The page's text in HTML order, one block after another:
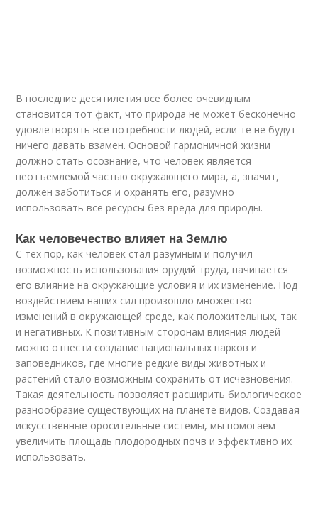
В последние десятилетия все более очевидным
становится тот факт, что природа не может бесконечно
удовлетворять все потребности людей, если те не будут
ничего давать взамен. Основой гармоничной жизни
должно стать осознание, что человек является
неотъемлемой частью окружающего мира, а, значит,
должен заботиться и охранять его, разумно
использовать все ресурсы без вреда для природы.
Как человечество влияет на Землю
С тех пор, как человек стал разумным и получил
возможность использования орудий труда, начинается
его влияние на окружающие условия и их изменение. Под
воздействием наших сил произошло множество
изменений в окружающей среде, как положительных, так
и негативных. К позитивным сторонам влияния людей
можно отнести создание национальных парков и
заповедников, где многие редкие виды животных и
растений стало возможным сохранить от исчезновения.
Такая деятельность позволяет расширить биологическое
разнообразие существующих на планете видов. Создавая
искусственные оросительные системы, мы помогаем
увеличить площадь плодородных почв и эффективно их
использовать.